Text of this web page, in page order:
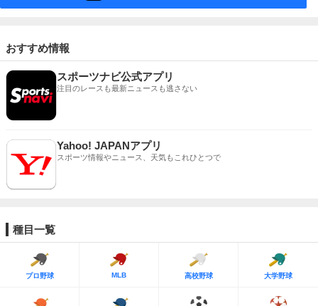
おすすめ情報
スポーツナビ公式アプリ
注目のレースも最新ニュースも逃さない
Yahoo! JAPANアプリ
スポーツ情報やニュース、天気もこれひとつで
種目一覧
プロ野球 MLB 高校野球 大学野球